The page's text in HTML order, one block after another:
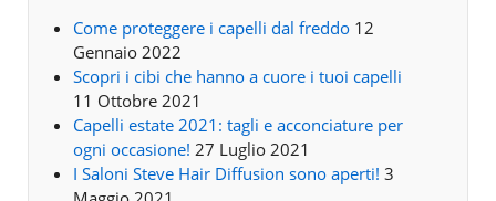
Come proteggere i capelli dal freddo 12
Gennaio 2022
Scopri i cibi che hanno a cuore i tuoi capelli
11 Ottobre 2021
Capelli estate 2021: tagli e acconciature per
ogni occasione! 27 Luglio 2021
I Saloni Steve Hair Diffusion sono aperti! 3